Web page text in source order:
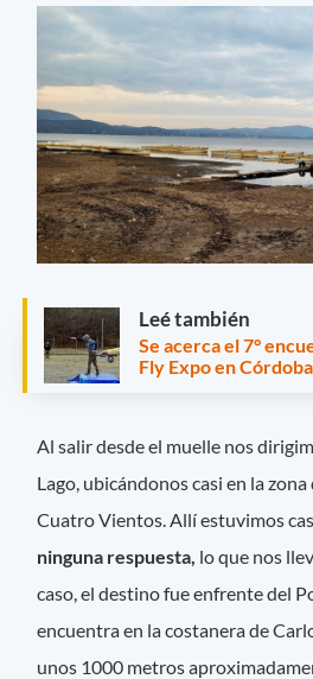
Leé también
Se acerca el 7°
Fly Expo en Córdoba
Al salir desde el muelle nos
Lago, ubicándonos casi en la
Cuatro Vientos. Allí estuvimos
ninguna respuesta, lo que nos
caso, el destino fue enfrente del
encuentra en la costanera de
unos 1000 metros